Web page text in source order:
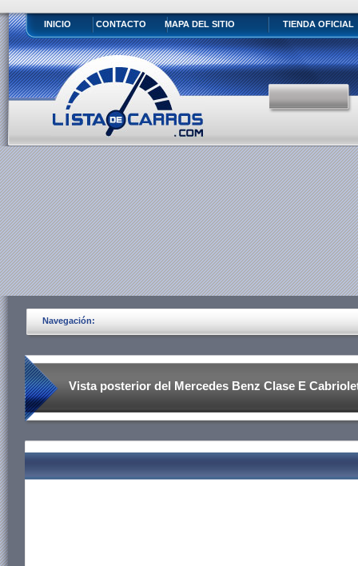
INICIO CONTACTO MAPA DEL SITIO TIENDA OFICIAL
Navegación:
Vista posterior del Mercedes Benz Clase E